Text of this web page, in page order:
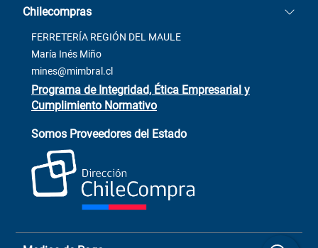
Términos y condiciones
Contacto
Venta Terreno
Trabaja con Nosotros
+56 9 6779 0465
+(73) 256
ChileCompras
+56 9 9888 9549
2137 San Javier, Fono (73)
Chilecompras
FERRETERÍA REGIÓN DEL MAULE
María Inés Miño
mines@mimbral.cl
Programa de Integridad, Ética Empresarial y
Cumplimiento Normativo
Somos Proveedores del Estado